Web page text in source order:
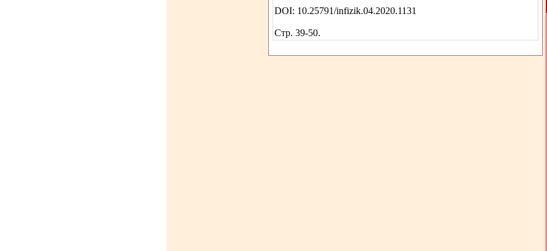
DOI: 10.25791/infizik.04.2020.1131
Стр. 39-50.